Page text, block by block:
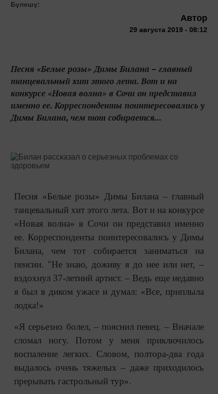
Бүлешү:
Автор
29 августа 2019 - 08:12
Песня «Белые розы» Димы Билана – главный
танцевальный хит этого лета. Вот и на
конкурсе «Новая волна» в Сочи он представил
именно ее. Корреспонденты поинтересовались у
Димы Билана, чем тот собирается...
Песня «Белые розы» Димы Билана – главный
танцевальный хит этого лета. Вот и на конкурсе
«Новая волна» в Сочи он представил именно
ее. Корреспонденты поинтересовались у Димы
Билана, чем тот собирается заниматься на
пенсии. "Не знаю, доживу я до нее или нет, –
вздохнул 37-летний артист. – Ведь еще недавно
я был в диком ужасе и думал: «Все, приплыла
лодка!»
«Я серьезно болел, – пояснил певец. – Вначале
сломал ногу. Потом у меня приключилось
воспаление легких. Словом, полтора-два года
выдалось очень тяжелых – даже приходилось
прерывать гастрольный тур».